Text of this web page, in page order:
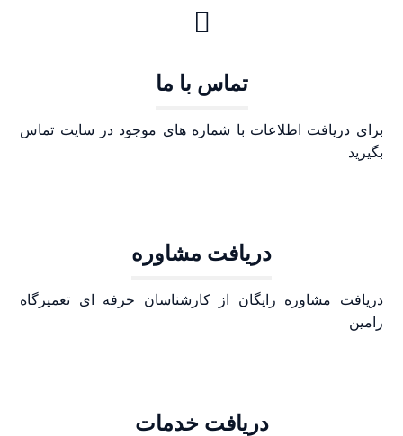
تماس با ما
برای دریافت اطلاعات با شماره های موجود در سایت تماس
بگیرید
دریافت مشاوره
دریافت مشاوره رایگان از کارشناسان حرفه ای تعمیرگاه
رامین
دریافت خدمات